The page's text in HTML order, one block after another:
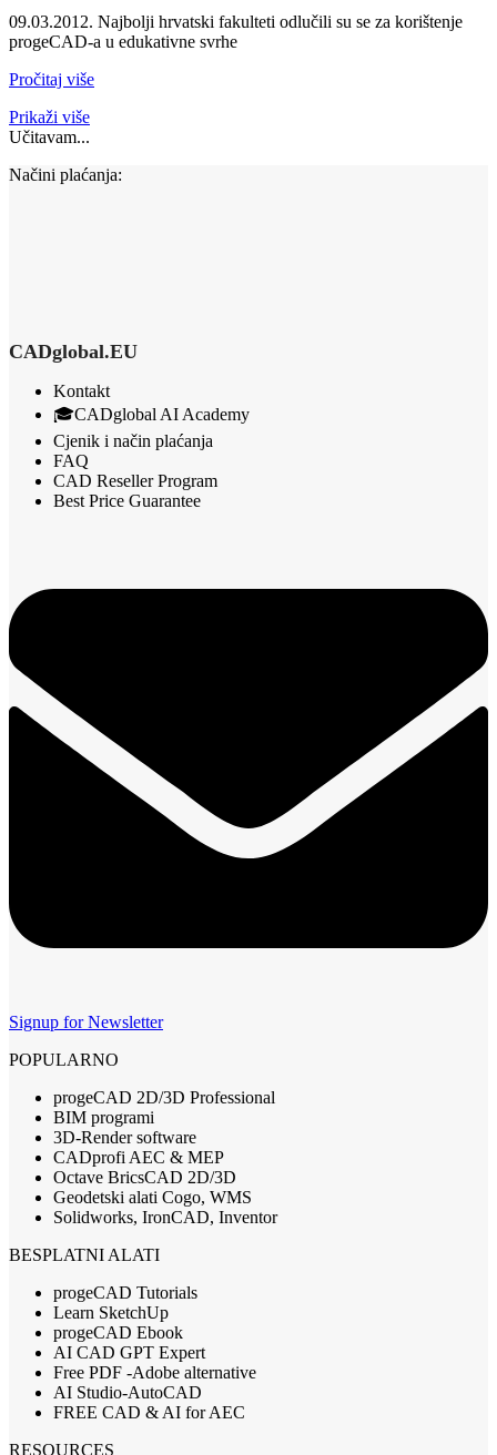
09.03.2012. Najbolji hrvatski fakulteti odlučili su se za korištenje
progeCAD-a u edukativne svrhe
Pročitaj više
Prikaži više
Učitavam...
Načini plaćanja:
CADglobal.EU
Kontakt
🎓CADglobal AI Academy
Cjenik i način plaćanja
FAQ
CAD Reseller Program
Best Price Guarantee
Signup for Newsletter
POPULARNO
progeCAD 2D/3D Professional
BIM programi
3D-Render software
CADprofi AEC & MEP
Octave BricsCAD 2D/3D
Geodetski alati Cogo, WMS
Solidworks, IronCAD, Inventor
BESPLATNI ALATI
progeCAD Tutorials
Learn SketchUp
progeCAD Ebook
AI CAD GPT Expert
Free PDF -Adobe alternative
AI Studio-AutoCAD
FREE CAD & AI for AEC
RESOURCES